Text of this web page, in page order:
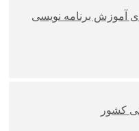
آموزش برنامه نویسی
کشور